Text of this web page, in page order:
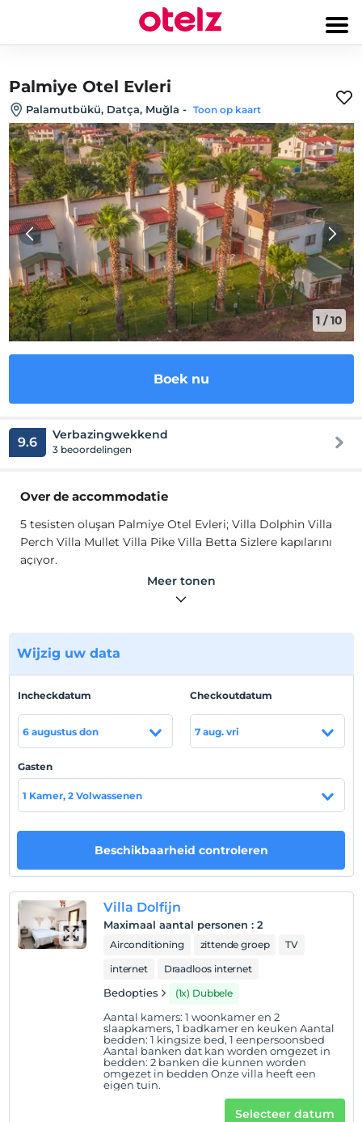
Palmiye Otel Evleri
Palamutbükü, Datça, Muğla - Toon op kaart
1 /10
Boek nu
9.6 Verbazingwekkend
3 beoordelingen
Over de accommodatie
5 tesisten oluşan Palmiye Otel Evleri; Villa Dolphin Villa
Perch Villa Mullet Villa Pike Villa Betta Sizlere kapılarını
açıyor.
7 kişi konaklama kapasitesine ve 3 yatak odasına sahip
villamız geniş yapısı ve konforlu mobilyalarıyla aile ve
Tesisimizmuhteşem deniz manzarasına sahiptir.
Locatie
Strand
En yakın sahile 2 km uzaklıktadır.
Check in
Na 14:00
Uitchecken
Voor 12:00
Huisdieren toegestaan
Er zijn rookruimtes beschikbaar
Baby's jonger dan 2 worden niet in rekening gebracht
Faciliteit heeft geen gratis voor kinderen-beleid
Meer tonen
Wijzig uw data
Incheckdatum
6 augustus don
Checkoutdatum
7 aug. vri
Gasten
1 Kamer, 2 Volwassenen
Beschikbaarheid controleren
Villa Dolfijn
Maximaal aantal personen : 2
Airconditioning zittende groep
TV
internet
Draadloos internet
Bedopties (1x) Dubbele
Aantal kamers: 1 woonkamer en 2
slaapkamers, 1 badkamer en keuken Aantal
bedden: 1 kingsize bed, 1 eenpersoonsbed
Aantal banken dat kan worden omgezet in
bedden: 2 banken die kunnen worden
omgezet in bedden Onze villa heeft een
eigen tuin.
Selecteer datum